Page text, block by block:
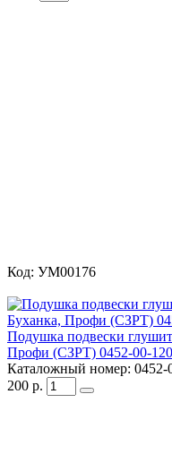
Код: УМ00176
Подушка подвески
Профи (СЗРТ) 0452-00-
Каталожный номер: 0452-
200 р.